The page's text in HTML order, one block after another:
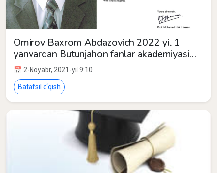
Omirov Baxrom Abdazovich 2022 yil 1
yanvardan Butunjahon fanlar akademiyasi
(TWAS) ning rivojlanayotgan
mamlakatlarda ilm-fanni rivojlantirish
bo‘yicha a’zosi etib saylandi
📅 2-Noyabr, 2021-yil 9:10
Batafsil o‘qish